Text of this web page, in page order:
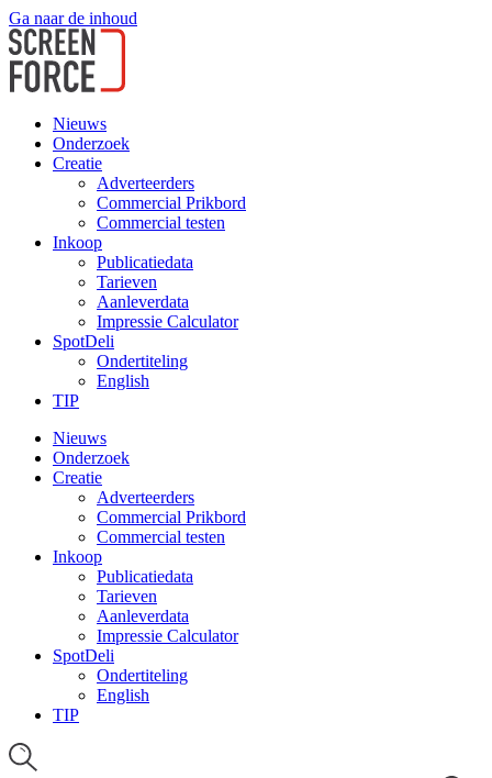
Ga naar de inhoud
Nieuws
Onderzoek
Creatie
Adverteerders
Commercial Prikbord
Commercial testen
Inkoop
Publicatiedata
Tarieven
Aanleverdata
Impressie Calculator
SpotDeli
Ondertiteling
English
TIP
Nieuws
Onderzoek
Creatie
Adverteerders
Commercial Prikbord
Commercial testen
Inkoop
Publicatiedata
Tarieven
Aanleverdata
Impressie Calculator
SpotDeli
Ondertiteling
English
TIP